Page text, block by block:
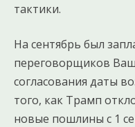
тактики.
На сентябрь был
переговорщиков
согласования даты
того, как Трамп
новые пошлины с 1